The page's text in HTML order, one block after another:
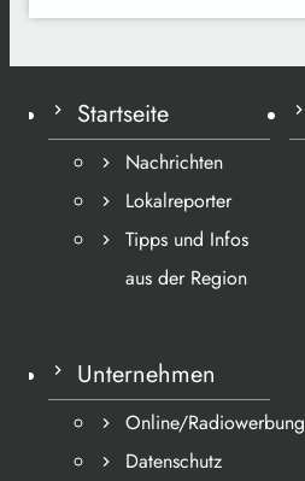
Startseite
Nachrichten
Lokalreporter
Tipps und Infos
aus der Region
Unternehmen
Online/Radiowerbung
Datenschutz